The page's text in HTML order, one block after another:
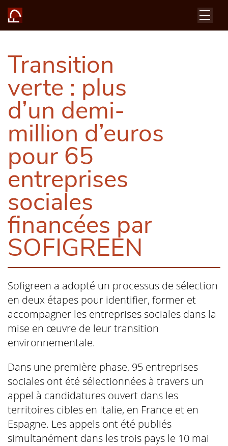
Transition
verte : plus
d’un demi-
million d’euros
pour 65
entreprises
sociales
financées par
SOFIGREEN
Sofigreen a adopté un processus de sélection
en deux étapes pour identifier, former et
accompagner les entreprises sociales dans la
mise en œuvre de leur transition
environnementale.
Dans une première phase, 95 entreprises
sociales ont été sélectionnées à travers un
appel à candidatures ouvert dans les
territoires cibles en Italie, en France et en
Espagne. Les appels ont été publiés
simultanément dans les trois pays le 10 mai